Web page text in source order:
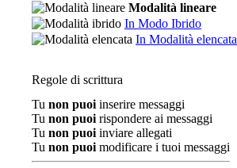
Modalità lineare
In Modo Ibrido
In Modalità elencata
Regole di scrittura
Tu non puoi inserire messaggi
Tu non puoi rispondere ai messaggi
Tu non puoi inviare allegati
Tu non puoi modificare i tuoi messaggi